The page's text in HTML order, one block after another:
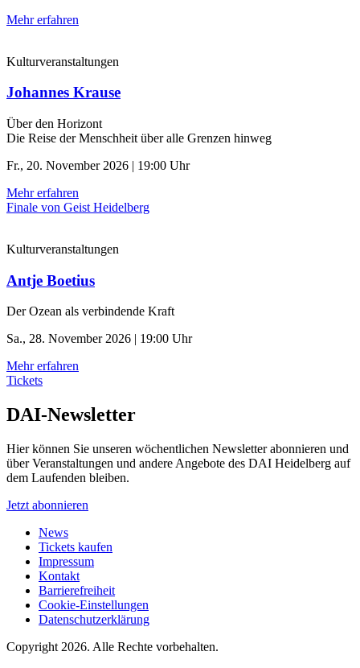
Mehr erfahren
Kulturveranstaltungen
Johannes Krause
Über den Horizont
Die Reise der Menschheit über alle Grenzen hinweg
Fr., 20. November 2026 | 19:00 Uhr
Mehr erfahren
Finale von Geist Heidelberg
Kulturveranstaltungen
Antje Boetius
Der Ozean als verbindende Kraft
Sa., 28. November 2026 | 19:00 Uhr
Mehr erfahren
Tickets
DAI-Newsletter
Hier können Sie unseren wöchentlichen Newsletter abonnieren und
über Veranstaltungen und andere Angebote des DAI Heidelberg auf
dem Laufenden bleiben.
Jetzt abonnieren
News
Tickets kaufen
Impressum
Kontakt
Barrierefreiheit
Cookie-Einstellungen
Datenschutzerklärung
Copyright 2026. Alle Rechte vorbehalten.